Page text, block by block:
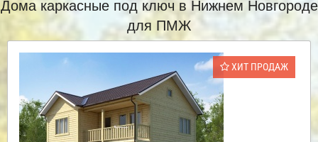
Дома каркасные под ключ в Нижнем Новгороде
для ПМЖ
ХИТ ПРОДАЖ